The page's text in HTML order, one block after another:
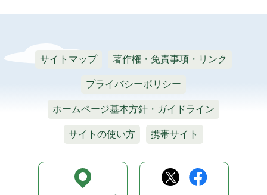
サイトマップ 著作権・免責事項・リンク
プライバシーポリシー
ホームページ基本方針・ガイドライン
サイトの使い方 携帯サイト